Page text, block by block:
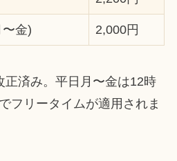
金) 2,000円
済み。平日月〜金は12時
フリータイムが適用されま